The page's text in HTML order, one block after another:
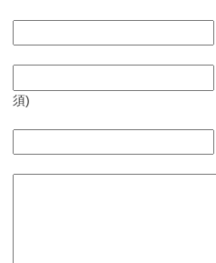
須)